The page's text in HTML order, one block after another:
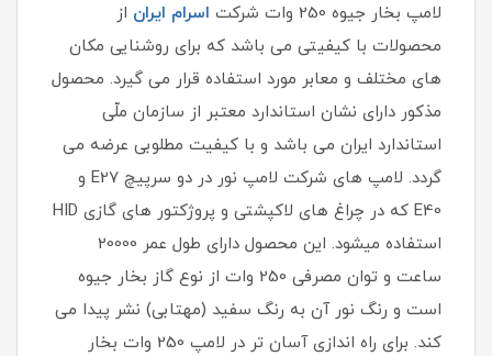
لامپ بخار جیوه 250 وات شرکت اسرام ایران از
محصولات با کیفیتی می باشد که برای روشنایی مکان
های مختلف و معابر مورد استفاده قرار می گیرد. محصول
مذکور دارای نشان استاندارد معتبر از سازمان ملّی
استاندارد ایران می باشد و با کیفیت مطلوبی عرضه می
گردد. لامپ های شرکت لامپ نور در دو سرپیچ E27 و
E40 که در چراغ های لاکپشتی و پروژکتور های گازی HID
استفاده میشود. این محصول دارای طول عمر 20000
ساعت و توان مصرفی 250 وات از نوع گاز بخار جیوه
است و رنگ نور آن به رنگ سفید (مهتابی) نشر پیدا می
کند. برای راه اندازی آسان تر در لامپ 250 وات بخار